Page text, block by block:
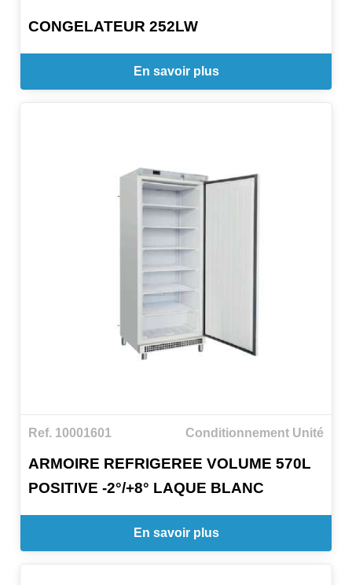
CONGELATEUR 252LW
En savoir plus
Ref. 10001601 Conditionnement Unité
ARMOIRE REFRIGEREE VOLUME 570L
POSITIVE -2°/+8° LAQUE BLANC
En savoir plus